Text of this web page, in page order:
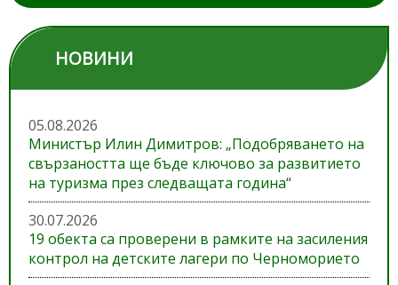
НОВИНИ
05.08.2026
Министър Илин Димитров: „Подобряването на
свързаността ще бъде ключово за развитието
на туризма през следващата година“
30.07.2026
19 обекта са проверени в рамките на засиления
контрол на детските лагери по Черноморието